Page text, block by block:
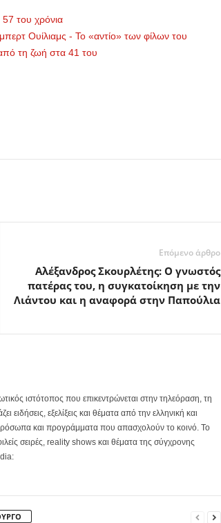
του χρόνια
Ουίλιαμς - Το «αντίο» των φίλων του
τη ζωή στα 41 του
Επόμενο άρθρο
Αλέξανδρος Σκουρλέτης: Ο γνωστός
πατέρας του, η συγκατοίκηση με την
Λιάντου και η αναφορά στην Παπούλια
ιστότοπος που επικεντρώνεται στην τηλεόραση, τη
εξελίξεις και θέματα από την ελληνική και
και προγράμματα που απασχολούν το κοινό. Το
σειρές, reality shows και θέματα της σύγχρονης